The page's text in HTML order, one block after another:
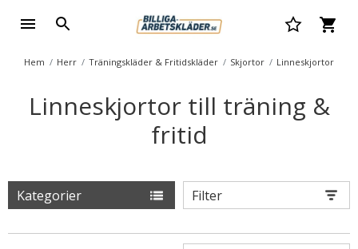
Hem Herr Träningskläder & Fritidskläder Skjortor Linneskjortor
Linneskjortor till träning &
fritid
Kategorier Filter